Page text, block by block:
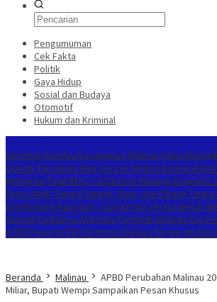
Pengumuman
Cek Fakta
Politik
Gaya Hidup
Sosial dan Budaya
Otomotif
Hukum dan Kriminal
Harmoni Kemilau Kecamatan Malinau Utara
Diawali Turnamen Mini Soccer hingga Karnaval
Melaju ke Final BMC V 2026 Usai Menang Dramatis
Dress Well: Tampil Simpel, Rapi, dan Elegan Tanpa
Emotional Exhaustion, Saat Emosi Terasa Benar-
Tengah Padatnya Aktivitas Pemkab Malinau Kaji
4.000 Peserta PBI Pemprov Kaltara Terancam
Beranda Malinau
APBD Perubahan Malinau
Miliar, Bupati Wempi Sampaikan Pesan Khusus